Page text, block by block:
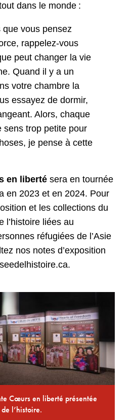
dans le monde :
que vous pensez
rappelez-vous
peut changer la vie
Quand il y a un
votre chambre la
essayez de dormir,
Alors, chaque
sens trop petite pour
je pense à cette
en liberté sera en tournée
en 2023 et en 2024. Pour
et les collections du
l’histoire liées au
réfugiées de l’Asie
nos notes d’exposition
Cœurs en liberté présentée
l’histoire.